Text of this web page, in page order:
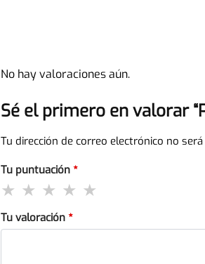
No hay valoraciones aún.
Sé el primero en valorar
Tu dirección de correo electrónico no será
Tu puntuación *
Tu valoración *